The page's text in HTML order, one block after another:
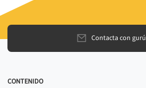
Contacta con gurú
CONTENIDO